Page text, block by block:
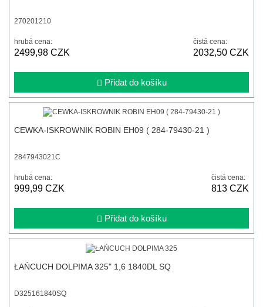
270201210
hrubá cena:
2499,98 CZK
čistá cena:
2032,50 CZK
Přidat do košíku
CEWKA-ISKROWNIK ROBIN EH09 ( 284-79430-21 )
2847943021C
hrubá cena:
999,99 CZK
čistá cena:
813 CZK
Přidat do košíku
ŁAŃCUCH DOLPIMA 325" 1,6 1840DL SQ
D325161840SQ